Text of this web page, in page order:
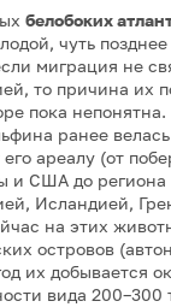
белобоких
чуть позднее
миграция не
то причина их
пока непонятна.
ранее
ареалу (от
и США до
Исландией,
на этих
островов
их добывается
вида 200–300